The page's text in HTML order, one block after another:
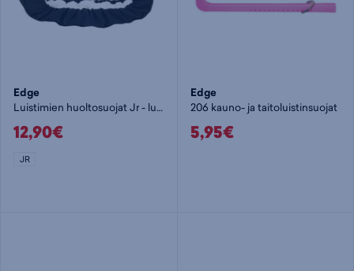
Edge
Luistimien huoltosuojat Jr - luistinsuojat
12,90€
JR
Edge
206 kauno- ja taitoluistinsuojat
5,95€